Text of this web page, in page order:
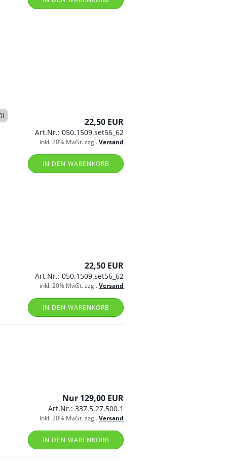
22,50 EUR
Art.Nr.: 050.1509.set56_62
inkl. 20% MwSt. zzgl.Versand
IN DEN WARENKORB
22,50 EUR
Art.Nr.: 050.1509.set56_62
inkl. 20% MwSt. zzgl.Versand
IN DEN WARENKORB
Nur 129,00 EUR
Art.Nr.: 337.5.27.500.1
inkl. 20% MwSt. zzgl.Versand
IN DEN WARENKORB